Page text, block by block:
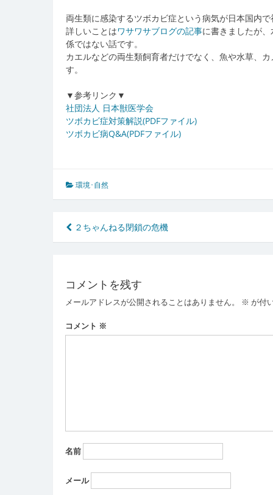
両生類に感染するツボカビ症という病気が日本国内
詳しいことはワサワサブログの記事に書きましたが
係ではない話です。
カエルなどの両生類飼育者だけでなく、魚や水草、
す。
▼参考リンク▼
社団法人 日本獣医学会
ツボカビ症対策解説(PDFファイル)
ツボカビ病Q&A(PDFファイル)
環境･自然
投
稿
ビ
ゲ
ー
２ちゃんねる閉鎖の危機
コメントを残す
メールアドレスが公開されることはありません。 ※ が付
コメント ※
名前
メール